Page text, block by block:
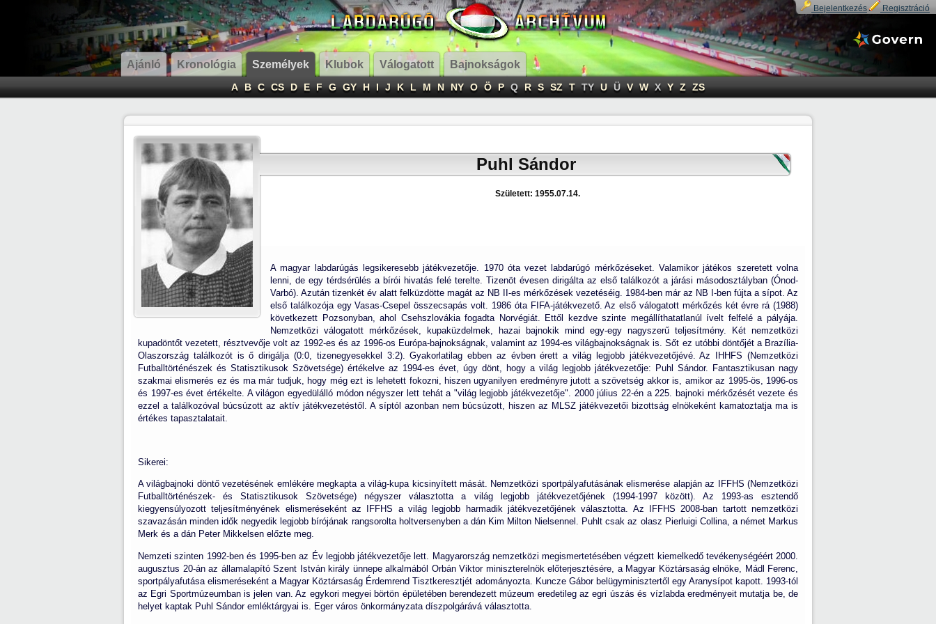
Bejelentkezés Regisztráció
Ajánló Kronológia Személyek Klubok Válogatott Bajnokságok
A B C CS D E F G GY H I J K L M N NY O Ö P Q R S SZ T TY U Ü V W X Y Z ZS
Puhl Sándor
Született: 1955.07.14.
A magyar labdarúgás legsikeresebb játékvezetője. 1970 óta vezet labdarúgó mérkőzéseket. Valamikor játékos szeretett volna
lenni, de egy térdsérülés a bírói hivatás felé terelte. Tizenöt évesen dirigálta az első találkozót a járási másodosztályban (Ónod-
Varbó). Azután tizenkét év alatt felküzdötte magát az NB II-es mérkőzések vezetéséig. 1984-ben már az NB I-ben fújta a sípot. Az
első találkozója egy Vasas-Csepel összecsapás volt. 1986 óta FIFA-játékvezető. Az első válogatott mérkőzés két évre rá (1988)
következett Pozsonyban, ahol Csehszlovákia fogadta Norvégiát. Ettől kezdve szinte megállíthatatlanúl ívelt felfelé a pályája.
Nemzetközi válogatott mérkőzések, kupaküzdelmek, hazai bajnokik mind egy-egy nagyszerű teljesítmény. Két nemzetközi
kupadöntőt vezetett, résztvevője volt az 1992-es és az 1996-os Európa-bajnokságnak, valamint az 1994-es világbajnokságnak is. Sőt ez utóbbi döntőjét a Brazília-
Olaszország találkozót is ő dirigálja (0:0, tizenegyesekkel 3:2). Gyakorlatilag ebben az évben érett a világ legjobb játékvezetőjévé. Az IHHFS (Nemzetközi
Futballtörténészek és Statisztikusok Szövetsége) értékelve az 1994-es évet, úgy dönt, hogy a világ legjobb játékvezetője: Puhl Sándor. Fantasztikusan nagy
szakmai elismerés ez és ma már tudjuk, hogy még ezt is lehetett fokozni, hiszen ugyanilyen eredményre jutott a szövetség akkor is, amikor az 1995-ös, 1996-os
és 1997-es évet értékelte. A világon egyedülálló módon négyszer lett tehát a "világ legjobb játékvezetője". 2000 július 22-én a 225. bajnoki mérkőzését vezete és
ezzel a találkozóval búcsúzott az aktív játékvezetéstől. A síptól azonban nem búcsúzott, hiszen az MLSZ játékvezetői bizottság elnökeként kamatoztatja ma is
értékes tapasztalatait.
Sikerei:
A világbajnoki döntő vezetésének emlékére megkapta a világ-kupa kicsinyített mását. Nemzetközi sportpályafutásának elismerése alapján az IFFHS (Nemzetközi
Futballtörténészek- és Statisztikusok Szövetsége) négyszer választotta a világ legjobb játékvezetőjének (1994-1997 között). Az 1993-as esztendő
kiegyensúlyozott teljesítményének elismeréseként az IFFHS a világ legjobb harmadik játékvezetőjének választotta. Az IFFHS 2008-ban tartott nemzetközi
szavazásán minden idők negyedik legjobb bírójának rangsorolta holtversenyben a dán Kim Milton Nielsennel. Puhlt csak az olasz Pierluigi Collina, a német Markus
Merk és a dán Peter Mikkelsen előzte meg.
Nemzeti szinten 1992-ben és 1995-ben az Év legjobb játékvezetője lett. Magyarország nemzetközi megismertetésében végzett kiemelkedő tevékenységéért 2000.
augusztus 20-án az államalapító Szent István király ünnepe alkalmából Orbán Viktor miniszterelnök előterjesztésére, a Magyar Köztársaság elnöke, Mádl Ferenc,
sportpályafutása elismeréseként a Magyar Köztársaság Érdemrend Tisztkeresztjét adományozta. Kuncze Gábor belügyminisztertől egy Aranysípot kapott. 1993-tól
az Egri Sportmúzeumban is jelen van. Az egykori megyei börtön épületében berendezett múzeum eredetileg az egri úszás és vízlabda eredményeit mutatja be, de
helyet kaptak Puhl Sándor emléktárgyai is. Eger város önkormányzata díszpolgárává választotta.